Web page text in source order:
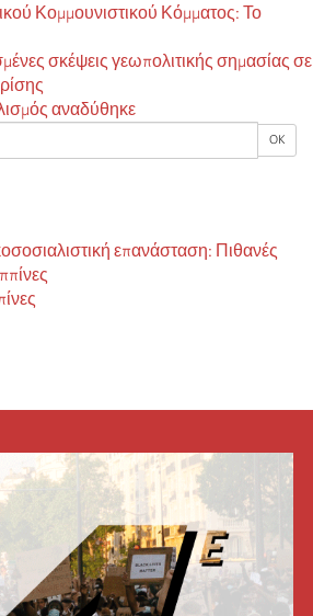
OK
επανάσταση: Πιθανές
Κομμουνιστικού Κόμματος: Το
σκέψεις γεωπολιτικής σημασίας σε
αναδύθηκε